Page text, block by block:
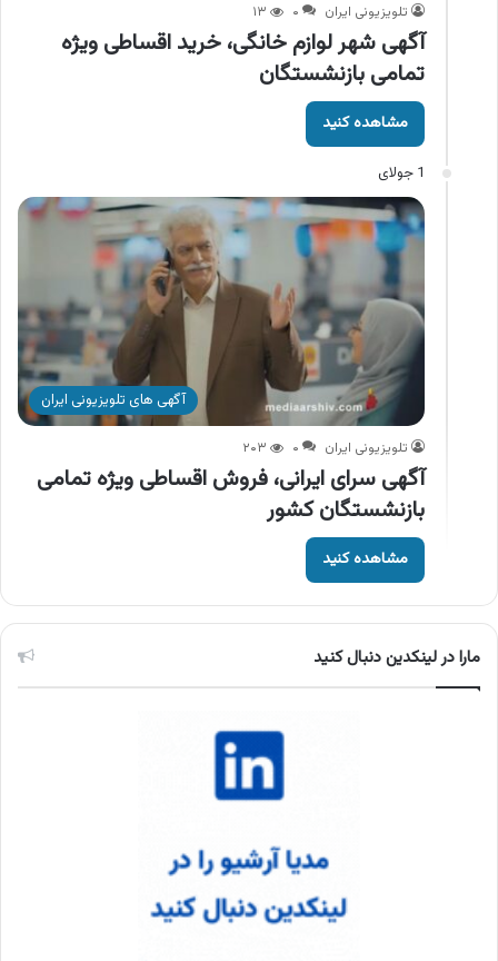
تلویزیونی ایران ۰ ۱۳
آگهی شهر لوازم خانگی، خرید اقساطی ویژه
تمامی بازنشستگان
مشاهده کنید
1 جولای
آگهی های تلویزیونی ایران
تلویزیونی ایران ۰ ۲۰۳
آگهی سرای ایرانی، فروش اقساطی ویژه تمامی
بازنشستگان کشور
مشاهده کنید
مارا در لینکدین دنبال کنید